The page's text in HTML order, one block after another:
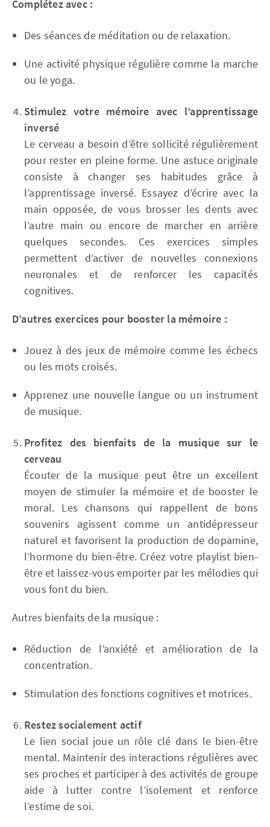
Complétez avec :
Des séances de méditation ou de relaxation.
Une activité physique régulière comme la marche
ou le yoga.
Stimulez votre mémoire avec l’apprentissage
inversé
Le cerveau a besoin d’être sollicité régulièrement
pour rester en pleine forme. Une astuce originale
consiste à changer ses habitudes grâce à
l’apprentissage inversé. Essayez d’écrire avec la
main opposée, de vous brosser les dents avec
l’autre main ou encore de marcher en arrière
quelques secondes. Ces exercices simples
permettent d’activer de nouvelles connexions
neuronales et de renforcer les capacités
cognitives.
D’autres exercices pour booster la mémoire :
Jouez à des jeux de mémoire comme les échecs
ou les mots croisés.
Apprenez une nouvelle langue ou un instrument
de musique.
Profitez des bienfaits de la musique sur le
cerveau
Écouter de la musique peut être un excellent
moyen de stimuler la mémoire et de booster le
moral. Les chansons qui rappellent de bons
souvenirs agissent comme un antidépresseur
naturel et favorisent la production de dopamine,
l’hormone du bien-être. Créez votre playlist bien-
être et laissez-vous emporter par les mélodies qui
vous font du bien.
Autres bienfaits de la musique :
Réduction de l’anxiété et amélioration de la
concentration.
Stimulation des fonctions cognitives et motrices.
Restez socialement actif
Le lien social joue un rôle clé dans le bien-être
mental. Maintenir des interactions régulières avec
ses proches et participer à des activités de groupe
aide à lutter contre l’isolement et renforce
l’estime de soi.